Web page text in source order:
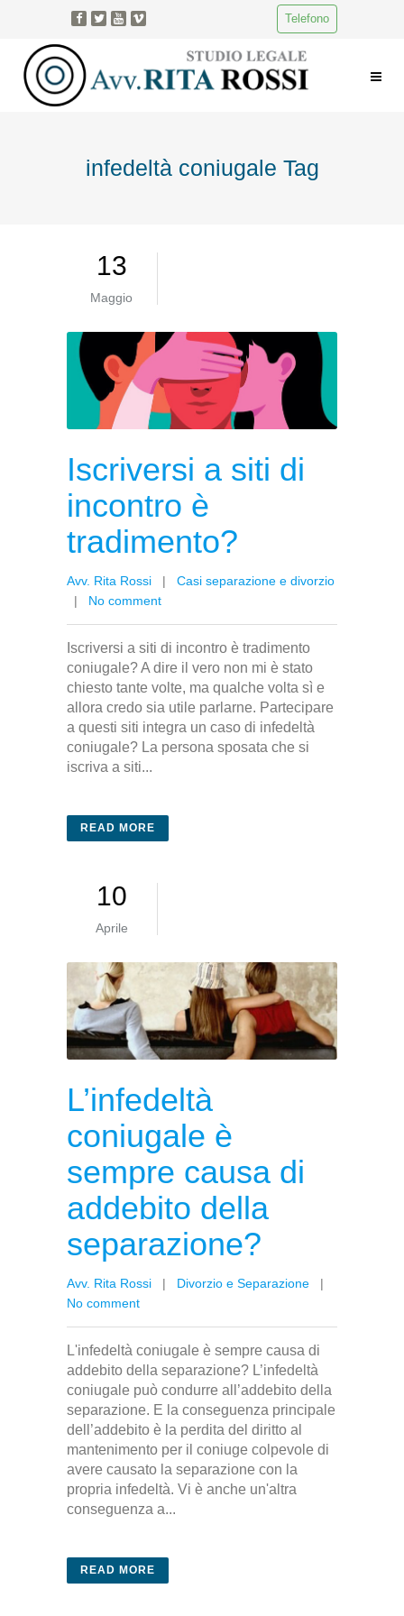
Telefono
infedeltà coniugale Tag
13
Maggio
Iscriversi a siti di
incontro è
tradimento?
Avv. Rita Rossi | Casi separazione e divorzio
| No comment
Iscriversi a siti di incontro è tradimento
coniugale? A dire il vero non mi è stato
chiesto tante volte, ma qualche volta sì e
allora credo sia utile parlarne. Partecipare
a questi siti integra un caso di infedeltà
coniugale? La persona sposata che si
iscriva a siti...
READ MORE
10
Aprile
L’infedeltà
coniugale è
sempre causa di
addebito della
separazione?
Avv. Rita Rossi | Divorzio e Separazione |
No comment
L'infedeltà coniugale è sempre causa di
addebito della separazione? L’infedeltà
coniugale può condurre all’addebito della
separazione. E la conseguenza principale
dell’addebito è la perdita del diritto al
mantenimento per il coniuge colpevole di
avere causato la separazione con la
propria infedeltà. Vi è anche un'altra
conseguenza a...
READ MORE